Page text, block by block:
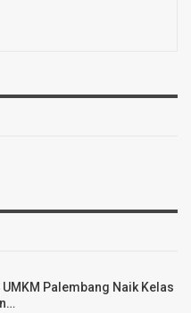
Palembang Naik Kelas